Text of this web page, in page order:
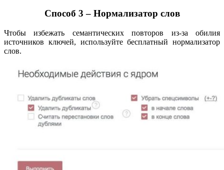
Способ 3 – Нормализатор слов
Чтобы избежать семантических повторов из-за обилия
источников ключей, используйте бесплатный нормализатор
слов.